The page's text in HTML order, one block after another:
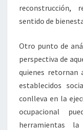
reconstrucción,
sentido de
Otro punto de
perspectiva de
quienes retornan
establecidos
conlleva en la
ocupacional
herramientas